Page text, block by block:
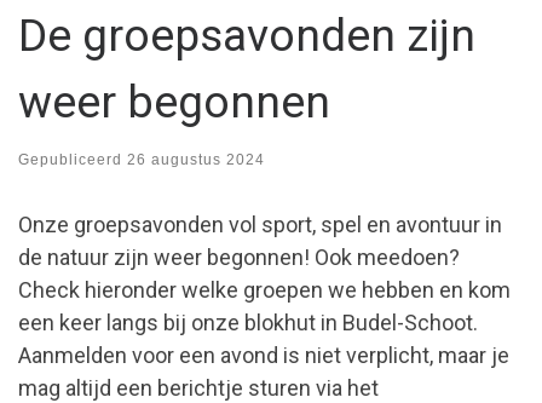
De groepsavonden zijn
weer begonnen
Gepubliceerd 26 augustus 2024
Onze groepsavonden vol sport, spel en avontuur in
de natuur zijn weer begonnen! Ook meedoen?
Check hieronder welke groepen we hebben en kom
een keer langs bij onze blokhut in Budel-Schoot.
Aanmelden voor een avond is niet verplicht, maar je
mag altijd een berichtje sturen via het